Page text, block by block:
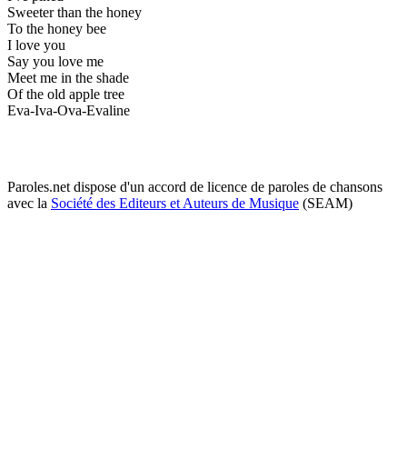
Sweeter than the honey
To the honey bee
I love you
Say you love me
Meet me in the shade
Of the old apple tree
Eva-Iva-Ova-Evaline
Paroles.net dispose d'un accord de licence de paroles de chansons
avec la Société des Editeurs et Auteurs de Musique (SEAM)